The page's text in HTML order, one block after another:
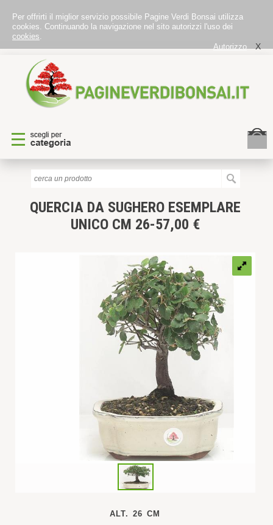
Per offrirti il miglior servizio possibile Pagine Verdi Bonsai utilizza
cookies. Continuando la navigazione nel sito autorizzi l'uso dei
cookies.
Autorizzo
X
QUERCIA DA SUGHEROESEMPLARE
UNICO CM 26-57,00 €
ALT. 26 CM